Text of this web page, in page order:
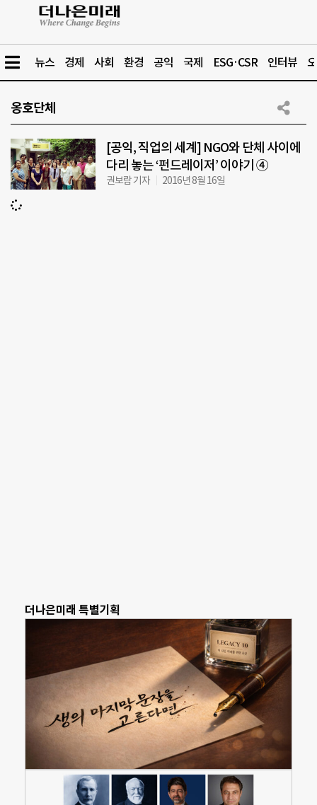
뉴스 경제 사회 환경 공익 국제 ESG·CSR 인터뷰
옹호단체
[공익, 직업의 세계] NGO와 단체 사이에
다리 놓는 ‘펀드레이저’ 이야기 ④
권보람 기자 2016년 8월 16일
더나은미래 특별기획